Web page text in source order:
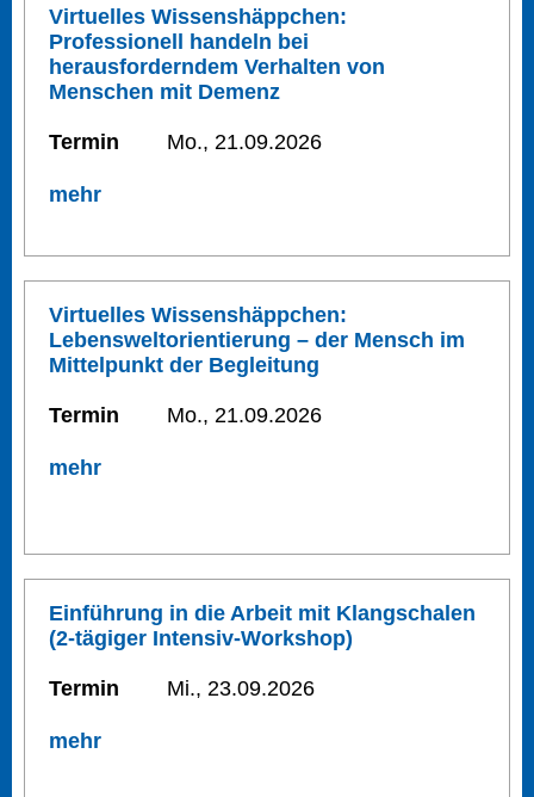
Virtuelles Wissenshäppchen:
Professionell handeln bei
herausforderndem Verhalten von
Menschen mit Demenz
Termin Mo., 21.09.2026
mehr
Virtuelles Wissenshäppchen:
Lebensweltorientierung – der Mensch im
Mittelpunkt der Begleitung
Termin Mo., 21.09.2026
mehr
Einführung in die Arbeit mit Klangschalen
(2-tägiger Intensiv-Workshop)
Termin Mi., 23.09.2026
mehr